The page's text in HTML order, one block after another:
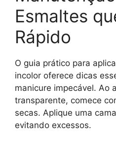
Esmaltes
Rápido
O guia prático para
incolor oferece dicas
manicure impecável. Ao
transparente, comece
secas. Aplique uma
evitando excessos.